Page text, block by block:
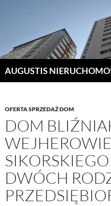
AUGUSTIS
OFERTA SPRZEDAŻ DOM
DOM
DWÓCH